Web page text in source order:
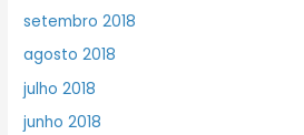
setembro 2018
agosto 2018
julho 2018
junho 2018